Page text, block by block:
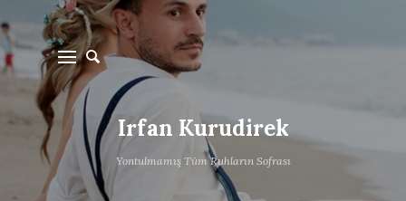
Irfan Kurudirek
Yontulmamış Tüm Ruhların Sofrası